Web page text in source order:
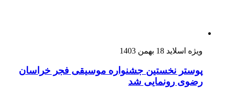
ویژه اسلاید 18 بهمن 1403
پوستر نخستین جشنواره موسیقی فجر خراسان
رضوی رونمایی شد